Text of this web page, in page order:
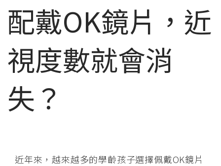
配戴OK鏡片，近
視度數就會消
失？
近年來，越來越多的學齡孩子選擇佩戴OK鏡片